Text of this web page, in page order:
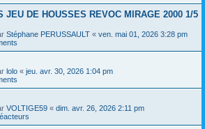
JEU DE HOUSSES REVOC MIRAGE 2000 1/5
Stéphane PERUSSAULT « ven. mai 01, 2026 3:28 pm
lolo « jeu. avr. 30, 2026 1:04 pm
VOLTIGE59 « dim. avr. 26, 2026 2:11 pm